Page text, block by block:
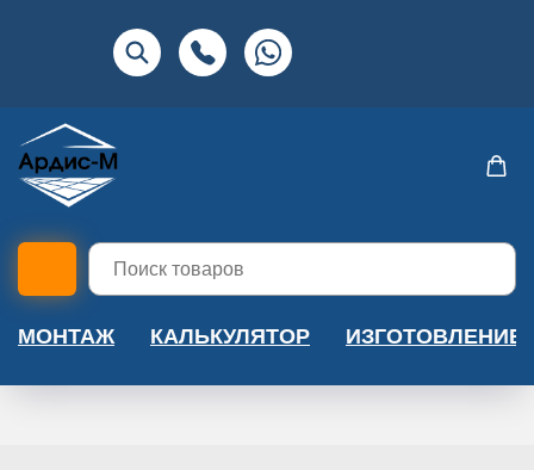
МОНТАЖ КАЛЬКУЛЯТОР ИЗГОТОВЛЕНИЕ